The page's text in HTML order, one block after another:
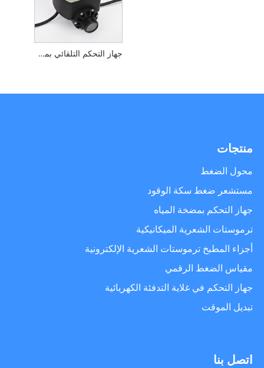
جهاز التحكم التلقائي بمضخة مياه الآبار العميقة
منتجات
محول الضغط
مستشعر ضغط سكة الوقود
جهاز التحكم بمضخة المياه
ترموستات الشعرية الميكانيكية
أجزاء المطبخ ترموستات الشعرية الإلكترونية
مقياس الضغط الرقمي
جهاز التحكم في غلاية التدفئة الكهربائية
تبديل الموقت
اتصل بنا